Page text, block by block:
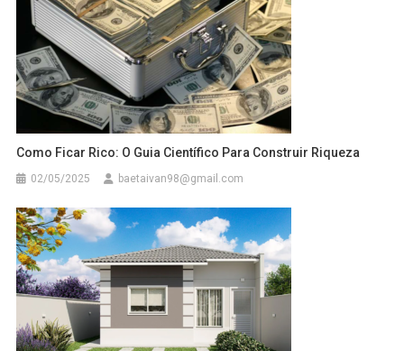
Como Ficar Rico: O Guia Científico Para Construir Riqueza
02/05/2025 baetaivan98@gmail.com